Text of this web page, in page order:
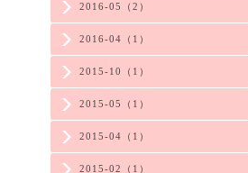
2016-05（2）
2016-04（1）
2015-10（1）
2015-05（1）
2015-04（1）
2015-02（1）